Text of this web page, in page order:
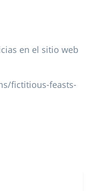
en el sitio web
fictitious-feasts-